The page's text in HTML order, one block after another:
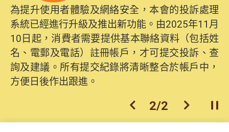
為提升使用者體驗及網絡安全，本會的投訴處理
系統已經進行升級及推出新功能。由2025年11月
10日起，消費者需要提供基本聯絡資料（包括姓
名、電郵及電話）註冊帳戶，才可提交投訴、查
詢及建議。所有提交紀錄將清晰整合於帳戶中，
方便日後作出跟進。
上一個
2/2 下一個開